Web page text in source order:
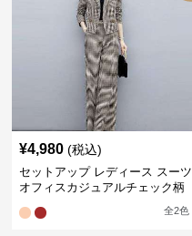
¥4,980 (税込)
セットアップ レディース スーツ
オフィスカジュアルチェック柄
全2色